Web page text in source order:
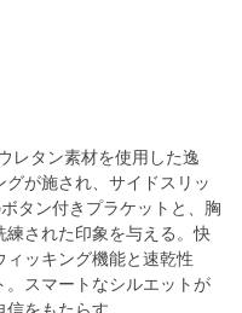
レタン素材を使用した逸
が施され、サイドスリッ
タン付きプラケットと、胸
された印象を与える。快
ッキング機能と速乾性
スマートなシルエットが
をもたらす。